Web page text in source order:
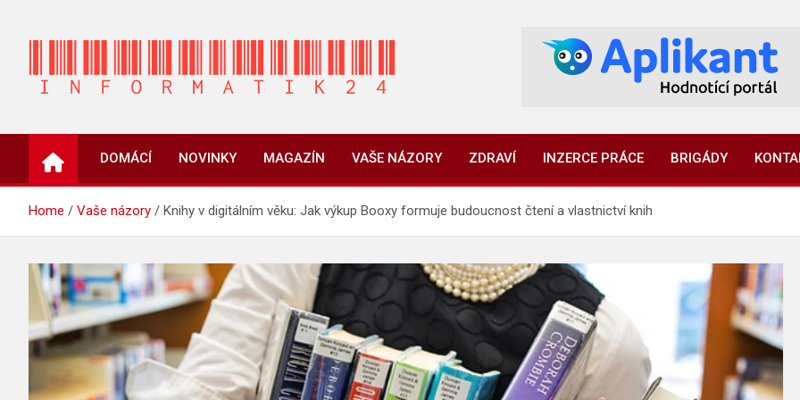
DOMÁCÍ NOVINKY MAGAZÍN VAŠE NÁZORY ZDRAVÍ INZERCE PRÁCE BRIGÁDY
Home Vaše názory Knihy v digitálním věku: Jak výkup Booxy formuje budoucnost čtení a vlastnictví knih